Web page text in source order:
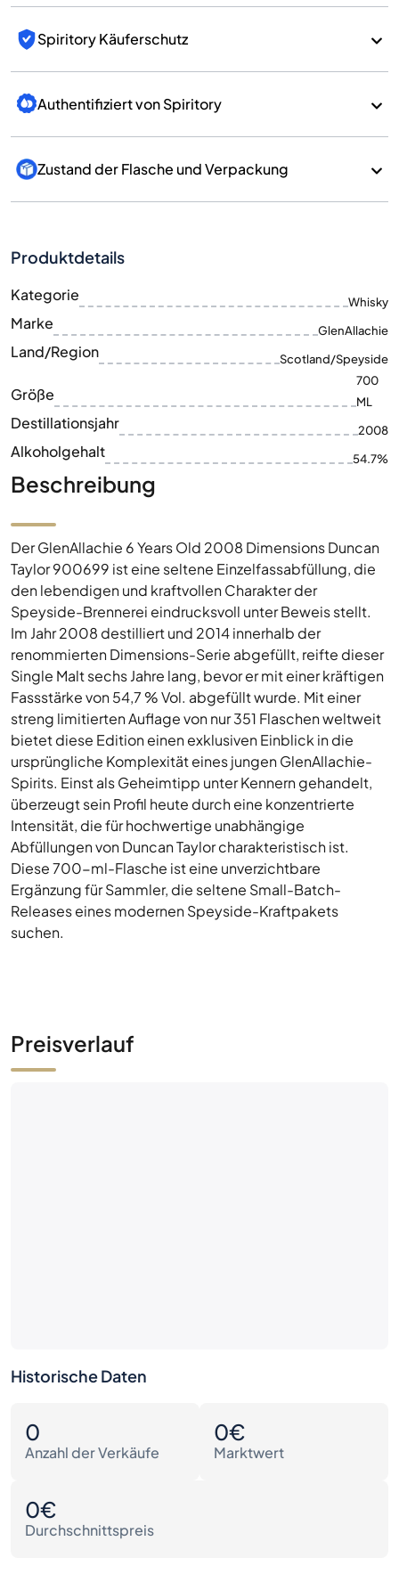
Spiritory Käuferschutz
Authentifiziert von Spiritory
Zustand der Flasche und Verpackung
Produktdetails
Kategorie Whisky
Marke GlenAllachie
Land/Region Scotland/Speyside
Größe
700
ML
Destillationsjahr 2008
Alkoholgehalt 54.7%
Beschreibung
Der GlenAllachie 6 Years Old 2008 Dimensions Duncan
Taylor 900699 ist eine seltene Einzelfassabfüllung, die
den lebendigen und kraftvollen Charakter der
Speyside-Brennerei eindrucksvoll unter Beweis stellt.
Im Jahr 2008 destilliert und 2014 innerhalb der
renommierten Dimensions-Serie abgefüllt, reifte dieser
Single Malt sechs Jahre lang, bevor er mit einer kräftigen
Fassstärke von 54,7 % Vol. abgefüllt wurde. Mit einer
streng limitierten Auflage von nur 351 Flaschen weltweit
bietet diese Edition einen exklusiven Einblick in die
ursprüngliche Komplexität eines jungen GlenAllachie-
Spirits. Einst als Geheimtipp unter Kennern gehandelt,
überzeugt sein Profil heute durch eine konzentrierte
Intensität, die für hochwertige unabhängige
Abfüllungen von Duncan Taylor charakteristisch ist.
Diese 700-ml-Flasche ist eine unverzichtbare
Ergänzung für Sammler, die seltene Small-Batch-
Releases eines modernen Speyside-Kraftpakets
suchen.
Preisverlauf
Historische Daten
0
Anzahl der Verkäufe
0€
Marktwert
0€
Durchschnittspreis